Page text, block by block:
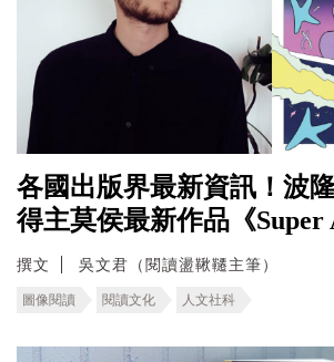
各國出版界最新資訊！波
得主莫侯最新作品《Super
撰文 吳文君（閱讀盪鞦韆主筆）
圖像閱讀 閱讀文化 人文社科